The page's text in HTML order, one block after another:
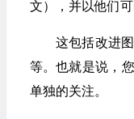
文），并以他们
这包括改进
等。也就是说，
单独的关注。